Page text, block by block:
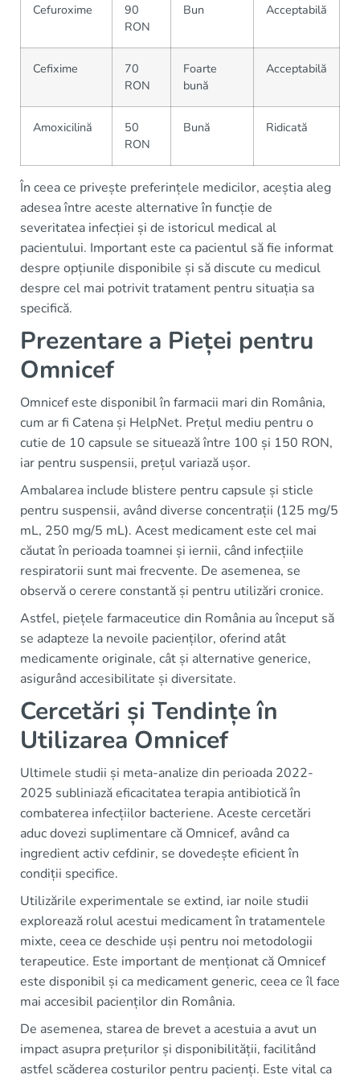
Cefuroxime
90
RON
Bun Acceptabilă
Cefixime
70
RON
Foarte
bună
Acceptabilă
Amoxicilină
50
RON
Bună Ridicată
În ceea ce privește preferințele medicilor, aceștia aleg
adesea între aceste alternative în funcție de
severitatea infecției și de istoricul medical al
pacientului. Important este ca pacientul să fie informat
despre opțiunile disponibile și să discute cu medicul
despre cel mai potrivit tratament pentru situația sa
specifică.
Prezentare a Pieței pentru
Omnicef
Omnicef este disponibil în farmacii mari din România,
cum ar fi Catena și HelpNet. Prețul mediu pentru o
cutie de 10 capsule se situează între 100 și 150 RON,
iar pentru suspensii, prețul variază ușor.
Ambalarea include blistere pentru capsule și sticle
pentru suspensii, având diverse concentrații (125 mg/5
mL, 250 mg/5 mL). Acest medicament este cel mai
căutat în perioada toamnei și iernii, când infecțiile
respiratorii sunt mai frecvente. De asemenea, se
observă o cerere constantă și pentru utilizări cronice.
Astfel, piețele farmaceutice din România au început să
se adapteze la nevoile pacienților, oferind atât
medicamente originale, cât și alternative generice,
asigurând accesibilitate și diversitate.
Cercetări și Tendințe în
Utilizarea Omnicef
Ultimele studii și meta-analize din perioada 2022-
2025 subliniază eficacitatea terapia antibiotică în
combaterea infecțiilor bacteriene. Aceste cercetări
aduc dovezi suplimentare că Omnicef, având ca
ingredient activ cefdinir, se dovedește eficient în
condiții specifice.
Utilizările experimentale se extind, iar noile studii
explorează rolul acestui medicament în tratamentele
mixte, ceea ce deschide uși pentru noi metodologii
terapeutice. Este important de menționat că Omnicef
este disponibil și ca medicament generic, ceea ce îl face
mai accesibil pacienților din România.
De asemenea, starea de brevet a acestuia a avut un
impact asupra prețurilor și disponibilității, facilitând
astfel scăderea costurilor pentru pacienți. Este vital ca